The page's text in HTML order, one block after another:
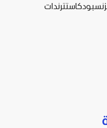
بودكاستترندات